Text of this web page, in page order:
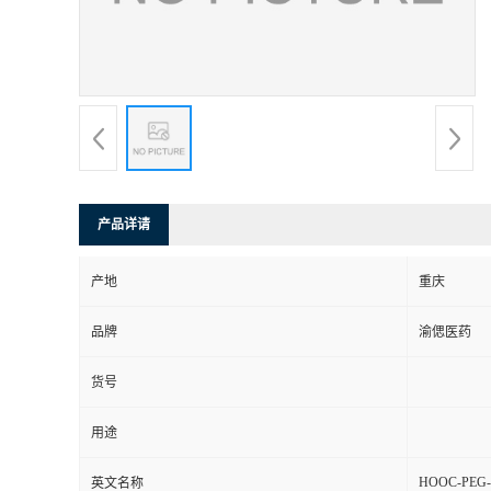
产品详请
产地 重庆
品牌 渝偲医药
货号
用途
英文名称 HOOC-